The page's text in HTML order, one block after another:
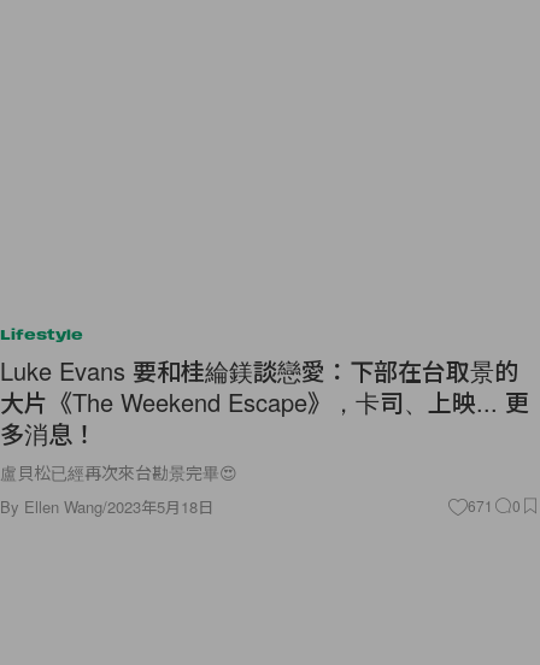
Lifestyle
Luke Evans 要和桂綸鎂談戀愛：下部在台取景的
大片《The Weekend Escape》，卡司、上映... 更
多消息！
盧貝松已經再次來台勘景完畢😍
By Ellen Wang/2023年5月18日 671 0